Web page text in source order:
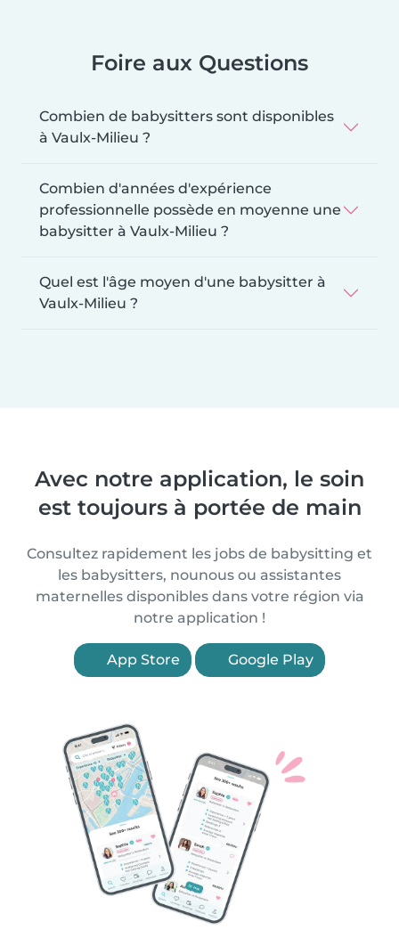
Foire aux Questions
Combien de babysitters sont disponibles
à Vaulx-Milieu ?
Combien d'années d'expérience
professionnelle possède en moyenne une
babysitter à Vaulx-Milieu ?
Quel est l'âge moyen d'une babysitter à
Vaulx-Milieu ?
Avec notre application, le soin
est toujours à portée de main
Consultez rapidement les jobs de babysitting et
les babysitters, nounous ou assistantes
maternelles disponibles dans votre région via
notre application !
App Store Google Play